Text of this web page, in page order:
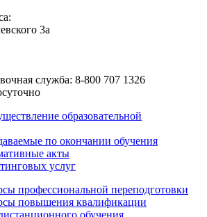
3а
служба: 8-800 707 1326
образовательной
по окончании обучения
акты
услуг
профессиональной переподготовки
повышения квалификации
обучения